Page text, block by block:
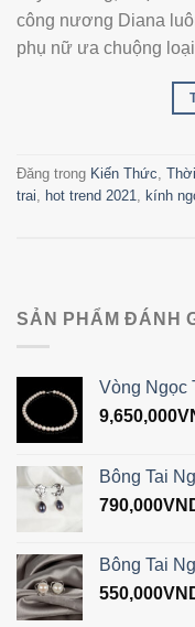
công nương Diana
phụ nữ ưa chuộng
Đăng trong Kiến Thức
trai
hot trend 2021 kính
SẢN PHẨM ĐÁNH
Vòng Ngọc
9,650,000
Bông Tai
790,000
Bông Tai
550,000